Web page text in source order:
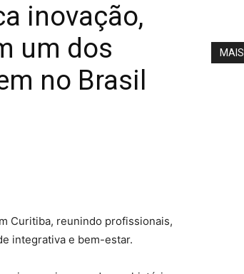
inovação,
um dos
no Brasil
Curitiba, reunindo profissionais,
integrativa e bem-estar.